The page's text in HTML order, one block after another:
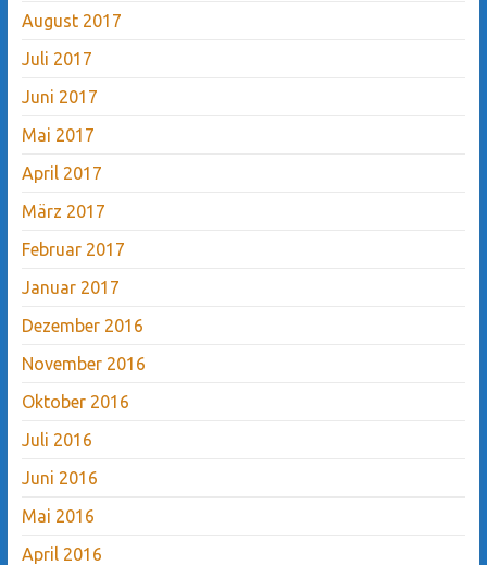
August 2017
Juli 2017
Juni 2017
Mai 2017
April 2017
März 2017
Februar 2017
Januar 2017
Dezember 2016
November 2016
Oktober 2016
Juli 2016
Juni 2016
Mai 2016
April 2016